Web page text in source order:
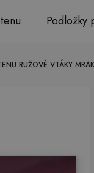
Podložky
RUŽOVÉ VTÁKY